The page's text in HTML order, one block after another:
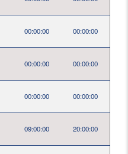
00:00:00 00:00:00
00:00:00 00:00:00
00:00:00 00:00:00
09:00:00 20:00:00